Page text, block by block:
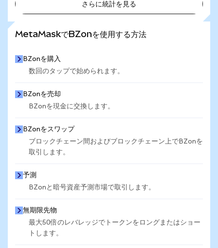
さらに統計を見る
MetaMaskでBZonを使用する方法
BZonを購入
数回のタップで始められます。
BZonを売却
BZonを現金に交換します。
BZonをスワップ
ブロックチェーン間およびブロックチェーン上でBZonを
取引します。
予測
BZonと暗号資産予測市場で取引します。
無期限先物
最大50倍のレバレッジでトークンをロングまたはショー
トします。